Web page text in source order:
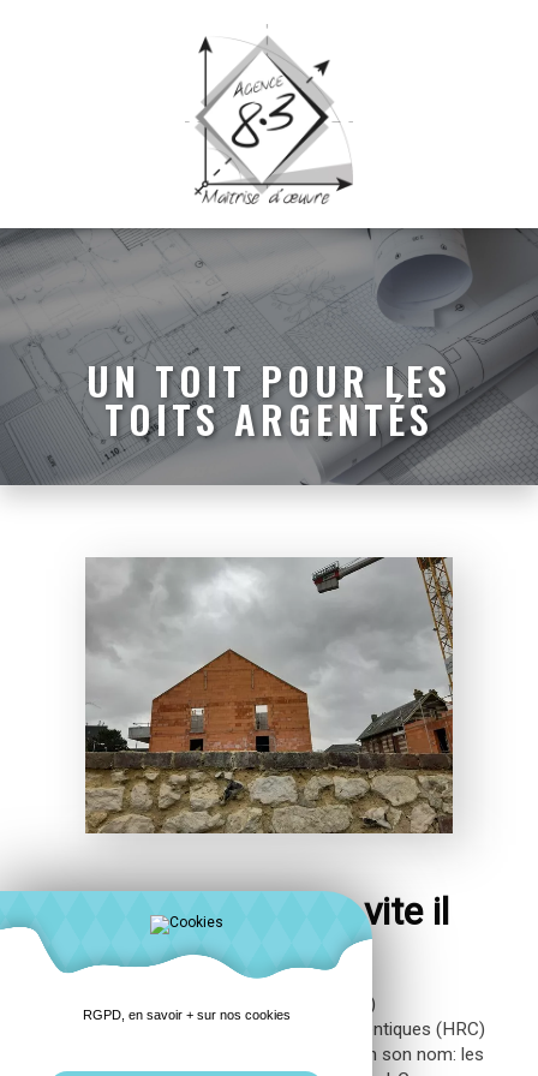
UN TOIT POUR LES
TOITS ARGENTÉS
Le ciel s assombrit : vite il
faut le toit!
J-3 pour le début de la charpente (HRC)
J-24 pour la pose des tuiles HP10 argentiques (HRC)
de cette opération qui portera alors bien son nom: les
RGPD, en savoir + sur nos cookies